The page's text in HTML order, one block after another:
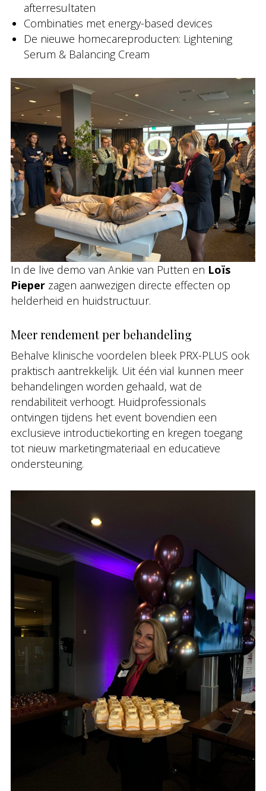
afterresultaten
Combinaties met energy-based devices
De nieuwe homecareproducten: Lightening
Serum & Balancing Cream
In de live demo van Ankie van Putten en Loïs
Pieper zagen aanwezigen directe effecten op
helderheid en huidstructuur.
Meer rendement per behandeling
Behalve klinische voordelen bleek PRX-PLUS ook
praktisch aantrekkelijk. Uit één vial kunnen meer
behandelingen worden gehaald, wat de
rendabiliteit verhoogt. Huidprofessionals
ontvingen tijdens het event bovendien een
exclusieve introductiekorting en kregen toegang
tot nieuw marketingmateriaal en educatieve
ondersteuning.